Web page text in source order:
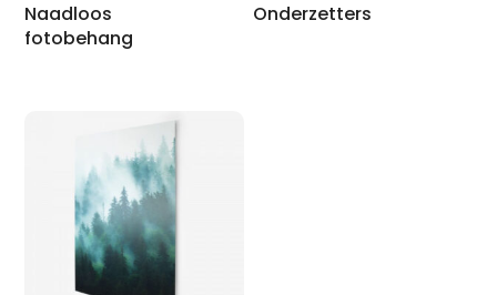
Naadloos
fotobehang
Onderzetters